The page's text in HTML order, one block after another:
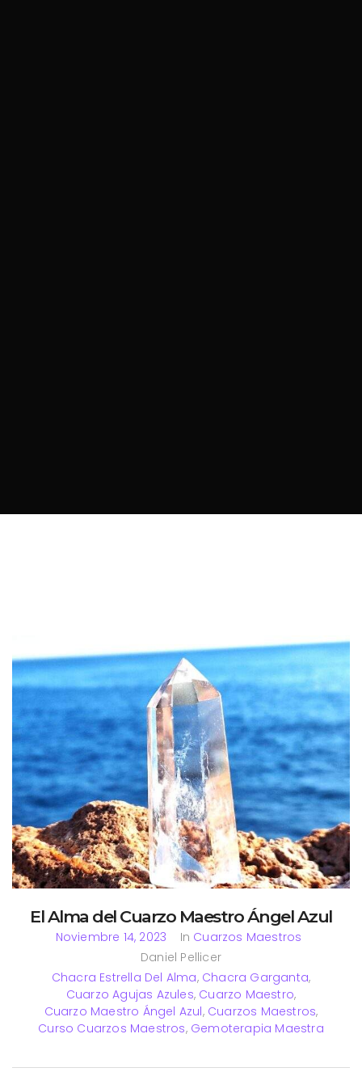
El Alma del Cuarzo Maestro Ángel Azul
Noviembre 14, 2023 In Cuarzos Maestros
Daniel Pellicer
Chacra Estrella Del Alma, Chacra Garganta,
Cuarzo Agujas Azules, Cuarzo Maestro,
Cuarzo Maestro Ángel Azul, Cuarzos Maestros,
Curso Cuarzos Maestros, Gemoterapia Maestra